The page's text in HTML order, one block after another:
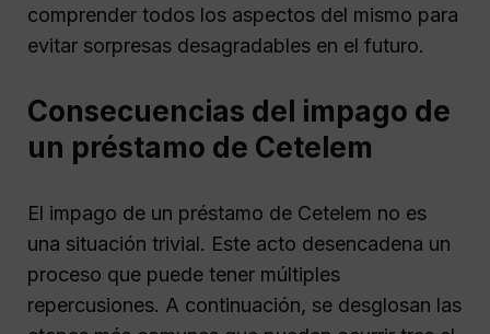
comprender todos los aspectos del mismo para
evitar sorpresas desagradables en el futuro.
Consecuencias del impago de
un préstamo de Cetelem
El impago de un préstamo de Cetelem no es
una situación trivial. Este acto desencadena un
proceso que puede tener múltiples
repercusiones. A continuación, se desglosan las